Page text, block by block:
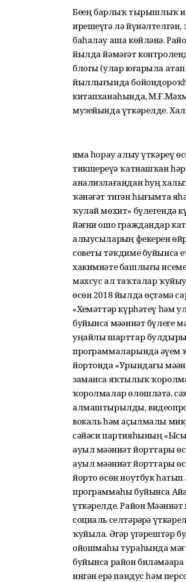
Беҙҙең барлыҡ тырышлыҡ
ирешеүгә лә йүнәлтелгән,
баһалау аша көйләнә.
йылда йәмәғәт
блогы (улар юғарыла
йыллығында
китапханаһында,
музейында үткәрелде.
яҙма һорау алыу үткәреү
тикшереүҙә ҡатнашҡан
анализлағандан һуң
ҡәнәғәт тигән һығымта
ҡулай мөхит» бүлегендә
йәғни ошо граждандар
алыусыларҙың фекерен
советы тәҡдиме буйынса
хакимиәте башлығы
махсус ал таҡталар
өсөн 2018 йылда өҫтәмә
«Хеҙмәттәр күрһәтеү
буйынса мәҙәниәт
уңайлы шарттар
программаларында әүҙем
йортонда «Урындағы
заманса яҡтылыҡ
ҡоролмалар өлөшләтә,
алмаштырылды,
вокаль һәм аҫылмалы
сәйәси партияһының
ауыл мәҙәниәт йорттары
ауыл мәҙәниәт йорттары
йорто өсөн ноутбук
программаһы буйынса
үткәрелде. Район
социаль селтәрҙәрҙә
ҡуйыла. Әгәр үҙгәрештәр
ойошмаһы тураһында
буйынса район
ингән ерҙә пандус һәм